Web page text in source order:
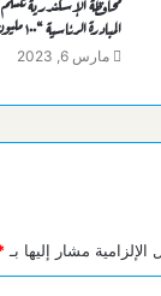
المبادرة الرئاسية “١٠٠ مليون شجرة”
مارس 6, 2023
الإلزامية مشار إليها بـ